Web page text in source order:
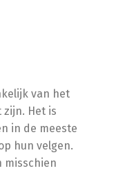
van het
Het is
in de meeste
hun velgen.
misschien